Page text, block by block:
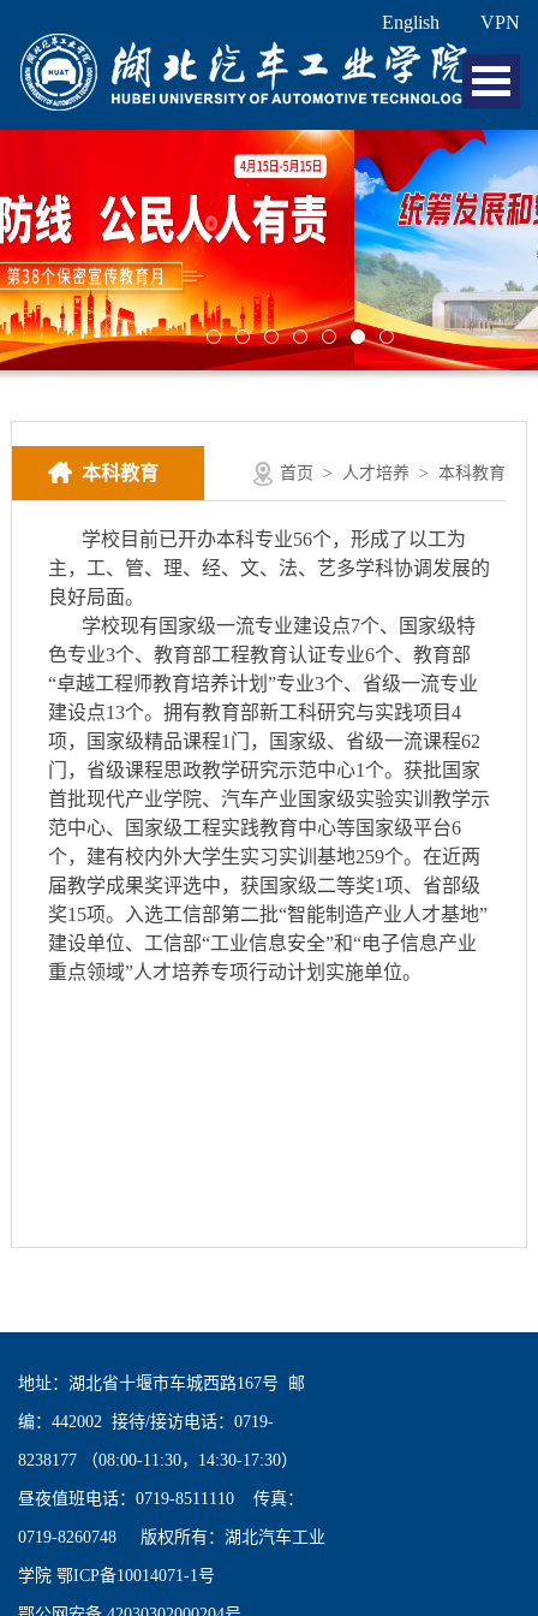
English VPN
本科教育 首页 > 人才培养 > 本科教育
学校目前已开办本科专业56个，形成了以工为
主，工、管、理、经、文、法、艺多学科协调发展的
良好局面。
学校现有国家级一流专业建设点7个、国家级特
色专业3个、教育部工程教育认证专业6个、教育部
“卓越工程师教育培养计划”专业3个、省级一流专业
建设点13个。拥有教育部新工科研究与实践项目4
项，国家级精品课程1门，国家级、省级一流课程62
门，省级课程思政教学研究示范中心1个。获批国家
首批现代产业学院、汽车产业国家级实验实训教学示
范中心、国家级工程实践教育中心等国家级平台6
个，建有校内外大学生实习实训基地259个。在近两
届教学成果奖评选中，获国家级二等奖1项、省部级
奖15项。入选工信部第二批“智能制造产业人才基地”
建设单位、工信部“工业信息安全”和“电子信息产业
重点领域”人才培养专项行动计划实施单位。
地址：湖北省十堰市车城西路167号 邮
编：442002 接待/接访电话：0719-
8238177 （08:00-11:30，14:30-17:30）
昼夜值班电话：0719-8511110 传真：
0719-8260748 版权所有：湖北汽车工业
学院 鄂ICP备10014071-1号